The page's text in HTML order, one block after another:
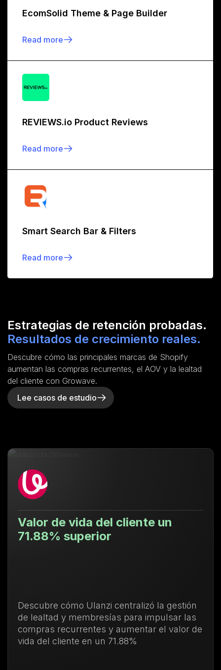
EcomSolid Theme & Page Builder
Read more
REVIEWS.io Product Reviews
Read more
Smart Search Bar & Filters
Read more
Estrategias de retención probadas.
Resultados de crecimiento reales.
Descubre cómo las principales marcas de Shopify
aumentan las compras recurrentes, el AOV y la lealtad
del cliente con Growave.
Lee casos de estudio
Valor de vida del cliente un
71.88% superior
Descubre cómo Ulanzi centralizó la gestión
de lealtad y membresías para impulsar las
compras recurrentes y aumentar el valor de
vida del cliente en un 71.88%